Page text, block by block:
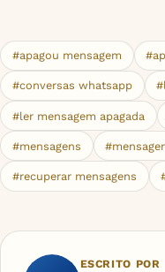
#apagou mensagem
#conversas whatsapp
#ler mensagem apagada
#mensagens
#recuperar mensagens
ESCRITO POR